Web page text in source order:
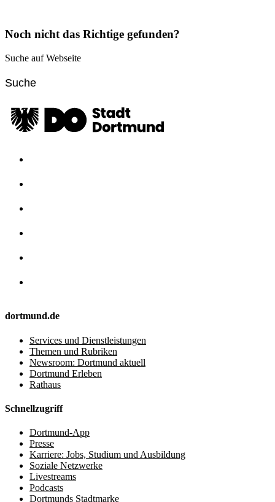
Noch nicht das Richtige gefunden?
Suche auf Webseite
dortmund.de
Services und Dienstleistungen
Themen und Rubriken
Newsroom: Dortmund aktuell
Dortmund Erleben
Rathaus
Schnellzugriff
Dortmund-App
Presse
Karriere: Jobs, Studium und Ausbildung
Soziale Netzwerke
Livestreams
Podcasts
Dortmunds Stadtmarke